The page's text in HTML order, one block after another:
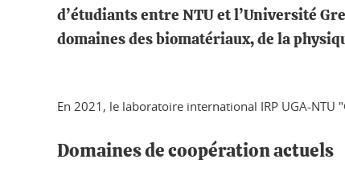
d’étudiants entre NTU et l’Université
domaines des biomatériaux, de la
En 2021, le laboratoire international IRP UGA-NTU
Domaines de coopération actuels